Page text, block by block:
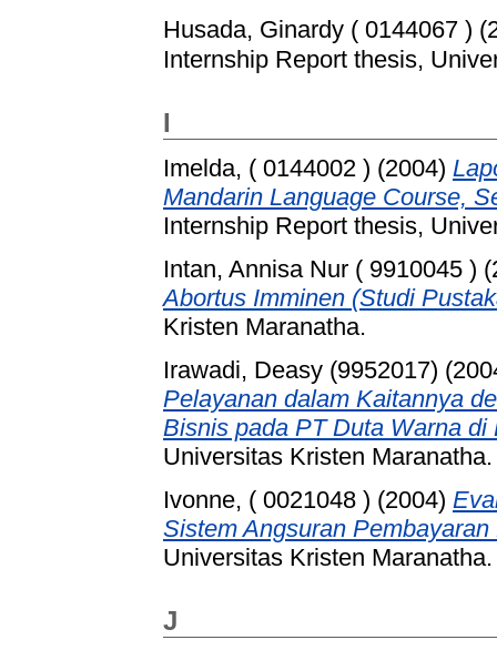
Husada, Ginardy ( 0144067 )
Internship Report thesis,
I
Imelda, ( 0144002 ) (2004)
Mandarin Language Course,
Internship Report thesis,
Intan, Annisa Nur ( 9910045 )
Abortus Imminen (Studi
Kristen Maranatha.
Irawadi, Deasy (9952017)
Pelayanan dalam Kaitannya
Bisnis pada PT Duta Warna di
Universitas Kristen Maranatha.
Ivonne, ( 0021048 ) (2004)
Sistem Angsuran Pembayaran
Universitas Kristen Maranatha.
J